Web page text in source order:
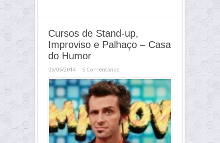
Cursos de Stand-up,
Improviso e Palhaço – Casa
do Humor
05/05/2014 5 Comentários